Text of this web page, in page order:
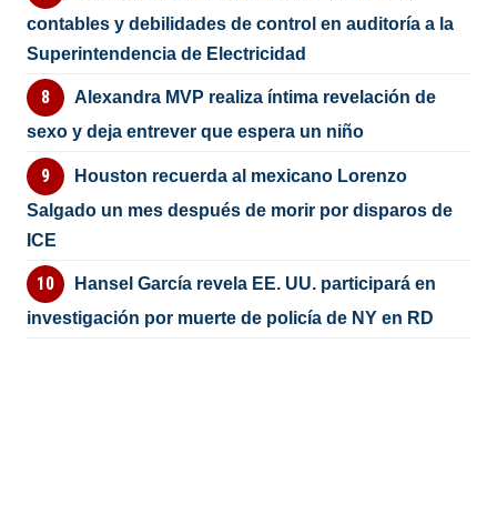
contables y debilidades de control en auditoría a la
Superintendencia de Electricidad
Alexandra MVP realiza íntima revelación de
sexo y deja entrever que espera un niño
Houston recuerda al mexicano Lorenzo
Salgado un mes después de morir por disparos de
ICE
Hansel García revela EE. UU. participará en
investigación por muerte de policía de NY en RD